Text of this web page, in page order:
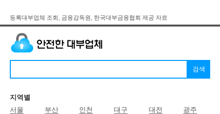
등록대부업체 조회, 금융감독원, 한국대부금융협회 제공 자료
지역별
서울
부산 인천 대구 대전
광주